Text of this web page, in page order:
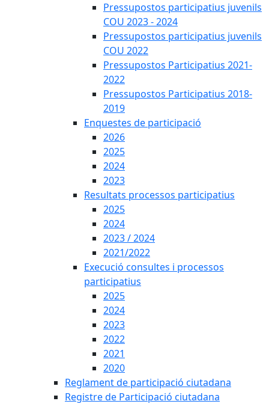
Pressupostos participatius juvenils
COU 2023 - 2024
Pressupostos participatius juvenils
COU 2022
Pressupostos Participatius 2021-
2022
Pressupostos Participatius 2018-
2019
Enquestes de participació
2026
2025
2024
2023
Resultats processos participatius
2025
2024
2023 / 2024
2021/2022
Execució consultes i processos
participatius
2025
2024
2023
2022
2021
2020
Reglament de participació ciutadana
Registre de Participació ciutadana